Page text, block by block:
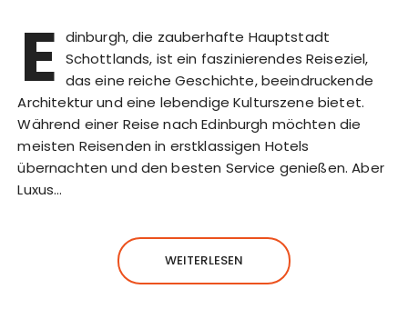
E dinburgh, die zauberhafte Hauptstadt
Schottlands, ist ein faszinierendes Reiseziel,
das eine reiche Geschichte, beeindruckende
Architektur und eine lebendige Kulturszene bietet.
Während einer Reise nach Edinburgh möchten die
meisten Reisenden in erstklassigen Hotels
übernachten und den besten Service genießen. Aber
Luxus…
WEITERLESEN